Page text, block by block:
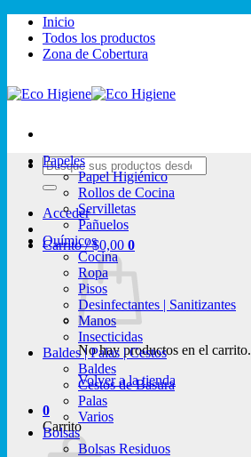
Saltar
contenido
Inicio
Todos los productos
Zona de Cobertura
Buscar
por:
Acceder
Carrito /$0,00 0
No hay productos en el carrito.
Volver a la tienda
0
Carrito
Papeles
Papel Higiénico
Rollos de Cocina
Servilletas
Pañuelos
Químicos
Cocina
Ropa
Pisos
Desinfectantes | Sanitizantes
Manos
Insecticidas
Baldes | Palas | Cestos
Baldes
Cestos de Basura
Palas
Varios
Bolsas
Bolsas Residuos